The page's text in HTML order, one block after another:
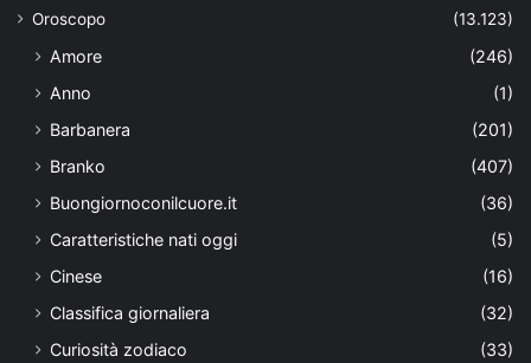
Oroscopo (13.123)
Amore
(246)
Anno
(1)
Barbanera
(201)
Branko
(407)
Buongiornoconilcuore.it
(36)
Caratteristiche nati oggi
(5)
Cinese
(16)
Classifica giornaliera
(32)
Curiosità zodiaco
(33)